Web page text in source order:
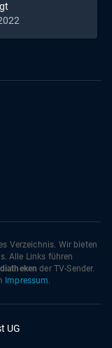
Verzeichnis. Wir bieten
Alle Links führen
der TV-Sender.
Impressum.
UG